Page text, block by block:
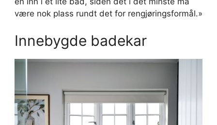
være nok plass rundt det for rengjøringsformål.»
Innebygde badekar